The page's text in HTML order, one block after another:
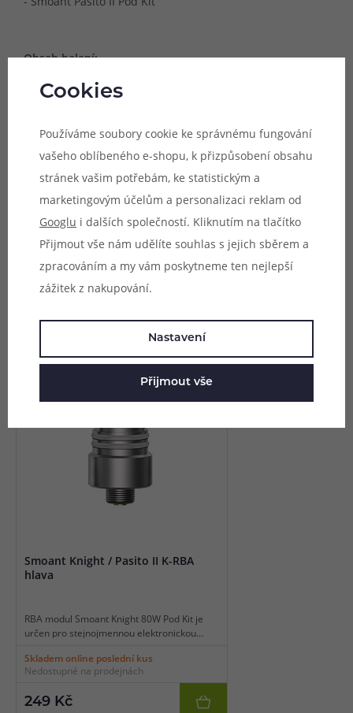
Obsah balení:
1x RBA modul pro Smoant Knight 80W Pod Kit
1x sada příslušenství
Parametry
Hodnocení (0)
Zeptejte se (0)
Smoant Knight / Pasito II K-RBA
hlava
RBA modul Smoant Knight 80W Pod Kit je
určen pro stejnojmennou elektronickou
za tovární žhavící hlavy pro stejnojmenný
model. Základna modulu pojme celkem
Skladem online poslední kus
Nedostupné na prodejnách
249 Kč
Cookies
Používáme soubory cookie ke správnému fungování
vašeho oblíbeného e-shopu, k přizpůsobení obsahu
stránek vašim potřebám, ke statistickým a
marketingovým účelům a personalizaci reklam od
Googlu i dalších společností. Kliknutím na tlačítko
Přijmout vše nám udělíte souhlas s jejich sběrem a
zpracováním a my vám poskytneme ten nejlepší
zážitek z nakupování.
Nastavení
Přijmout vše